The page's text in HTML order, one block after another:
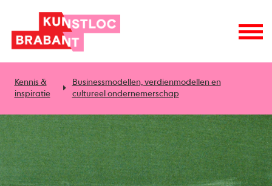
Kennis &
inspiratie
Businessmodellen, verdienmodellen en
cultureel ondernemerschap